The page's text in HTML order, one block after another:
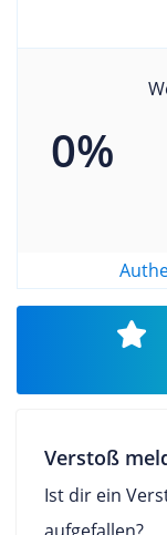
0%
Verstoß
Ist dir ein
aufgefallen?